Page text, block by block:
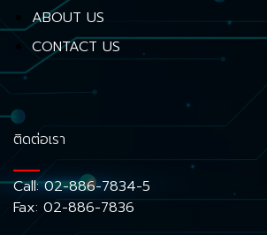
ABOUT US
CONTACT US
ติดต่อเรา
Call:02-886-7834-5
Fax: 02-886-7836